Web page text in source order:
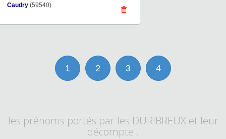
Caudry (59540)
1 2 3 4
les prénoms portés par les DURIBREUX et leur
décompte..